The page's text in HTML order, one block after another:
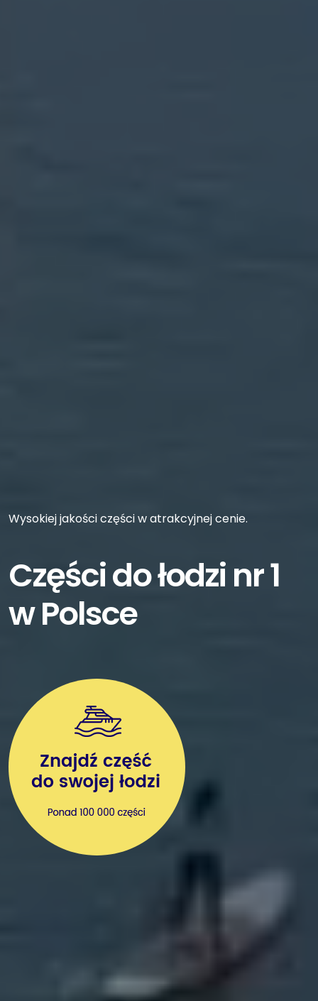
Wysokiej jakości części w atrakcyjnej cenie.
Części do łodzi nr 1
w Polsce